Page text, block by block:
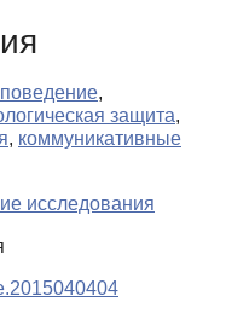
,
защита,
, коммуникативные
исследования